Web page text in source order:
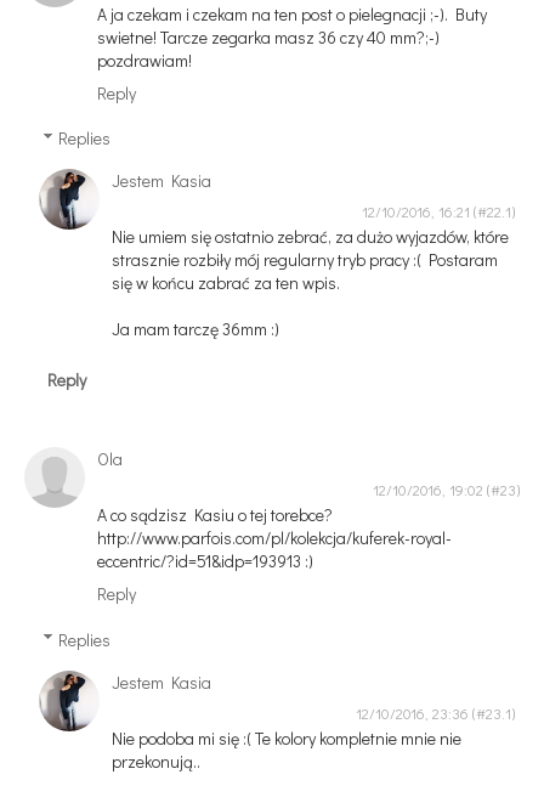
A ja czekam i czekam na ten post o pielegnacji ;-). Buty
swietne! Tarcze zegarka masz 36 czy 40 mm?;-)
pozdrawiam!
Reply
Replies
Jestem Kasia
12/10/2016, 16:21
Nie umiem się ostatnio zebrać, za dużo wyjazdów, które
strasznie rozbiły mój regularny tryb pracy :( Postaram
się w końcu zabrać za ten wpis.
Ja mam tarczę 36mm :)
Reply
Ola
12/10/2016, 19:02
A co sądzisz Kasiu o tej torebce?
http://www.parfois.com/pl/kolekcja/kuferek-royal-
eccentric/?id=51&idp=193913 :)
Reply
Replies
Jestem Kasia
12/10/2016, 23:36
Nie podoba mi się :( Te kolory kompletnie mnie nie
przekonują..